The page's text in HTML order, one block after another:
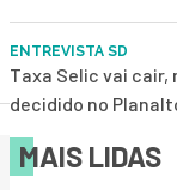
ENTREVISTA SD
Taxa Selic vai cair,
decidido no
MAIS LIDAS